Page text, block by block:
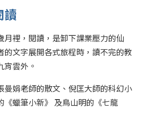
讀
月裡，閱讀，是卸下課業壓力的仙
的文字展開各式旅程時，讀不完的教
宵雲外。
曼娟老師的散文、倪匡大師的科幻小
《蠟筆小新》 及鳥山明的《七龍